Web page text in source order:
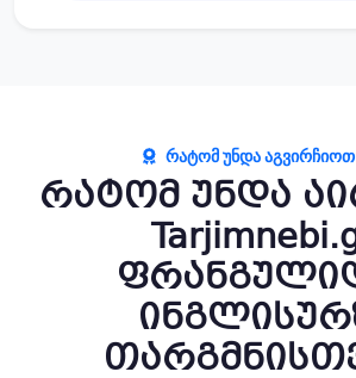
ᲠᲐᲢᲝᲛ ᲣᲜᲓᲐ ᲐᲒᲕᲘᲠᲩᲘᲝᲗ
რატომ უნდა